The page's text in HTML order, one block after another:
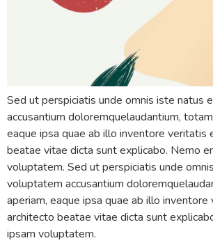
Sed ut perspiciatis unde omnis iste natus
accusantium doloremquelaudantium,
eaque ipsa quae ab illo inventore veritatis
beatae vitae dicta sunt explicabo. Nemo
voluptatem. Sed ut perspiciatis unde
voluptatem accusantium
aperiam, eaque ipsa quae ab illo
architecto beatae vitae dicta sunt
ipsam voluptatem.